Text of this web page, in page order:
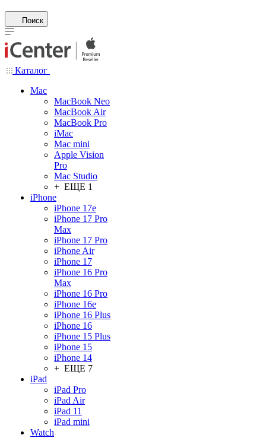
Поиск
Каталог
Mac
MacBook Neo
MacBook Air
MacBook Pro
iMac
Mac mini
Apple Vision
Pro
Mac Studio
+ ЕЩЕ 1
iPhone
iPhone 17e
iPhone 17 Pro
Max
iPhone 17 Pro
iPhone Air
iPhone 17
iPhone 16 Pro
Max
iPhone 16 Pro
iPhone 16e
iPhone 16 Plus
iPhone 16
iPhone 15 Plus
iPhone 15
iPhone 14
+ ЕЩЕ 7
iPad
iPad Pro
iPad Air
iPad 11
iPad mini
Watch